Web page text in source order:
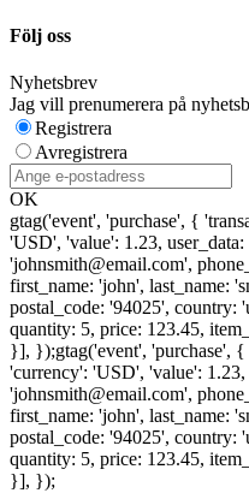
Följ oss
Nyhetsbrev
Jag vill prenumerera på
Registrera
Avregistrera
OK
gtag('event', 'purchase', {
'USD', 'value': 1.23, user_data:
'johnsmith@email.com',
first_name: 'john', last_name:
postal_code: '94025',
quantity: 5, price: 123.45,
}], });gtag('event', 'purchase',
'currency': 'USD', 'value': 1.23,
'johnsmith@email.com',
first_name: 'john', last_name:
postal_code: '94025',
quantity: 5, price: 123.45,
}], });